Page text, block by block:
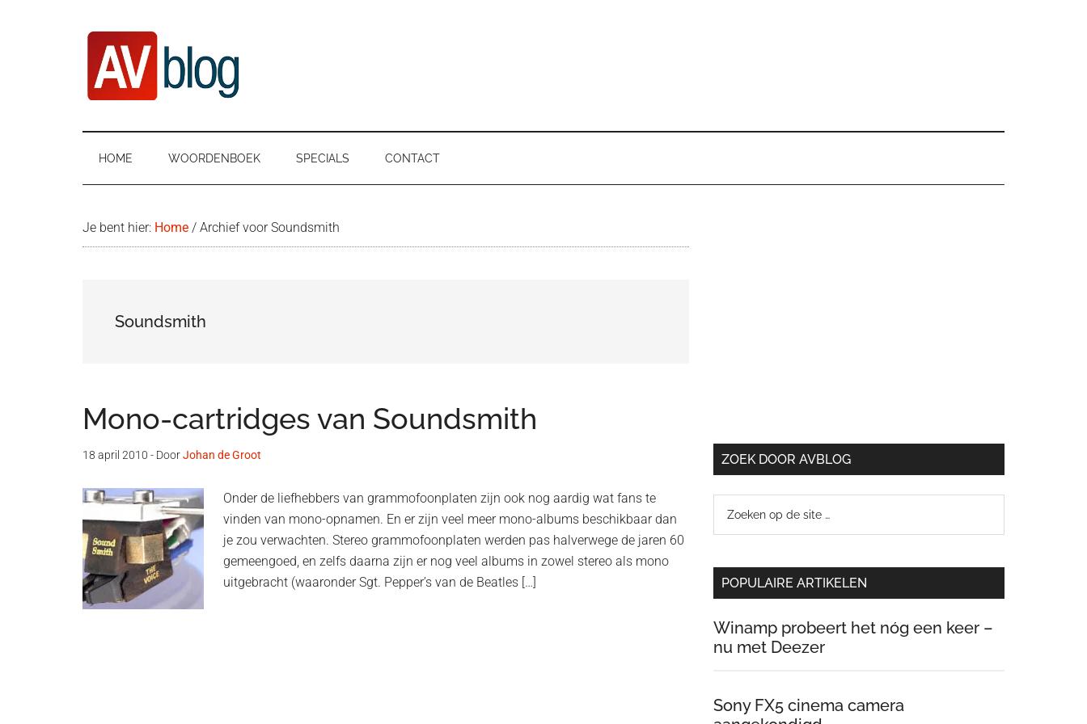
AVblog
HOME WOORDENBOEK SPECIALS CONTACT
Je bent hier: Home / Archief voor Soundsmith
Soundsmith
Mono-cartridges van Soundsmith
18 april 2010 - DoorJohan de Groot
Onder de liefhebbers van grammofoonplaten zijn ook nog aardig wat fans te
vinden van mono-opnamen. En er zijn veel meer mono-albums beschikbaar dan
je zou verwachten. Stereo grammofoonplaten werden pas halverwege de jaren 60
gemeengoed, en zelfs daarna zijn er nog veel albums in zowel stereo als mono
uitgebracht (waaronder Sgt. Pepper’s van de Beatles […]
ZOEK DOOR AVBLOG
site
POPULAIRE ARTIKELEN
Winamp probeert het nóg een keer –
nu met Deezer
Sony FX5 cinema camera